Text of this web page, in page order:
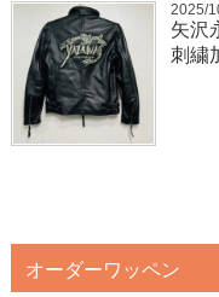
2025/
矢沢
刺繍
オーダーワッペン